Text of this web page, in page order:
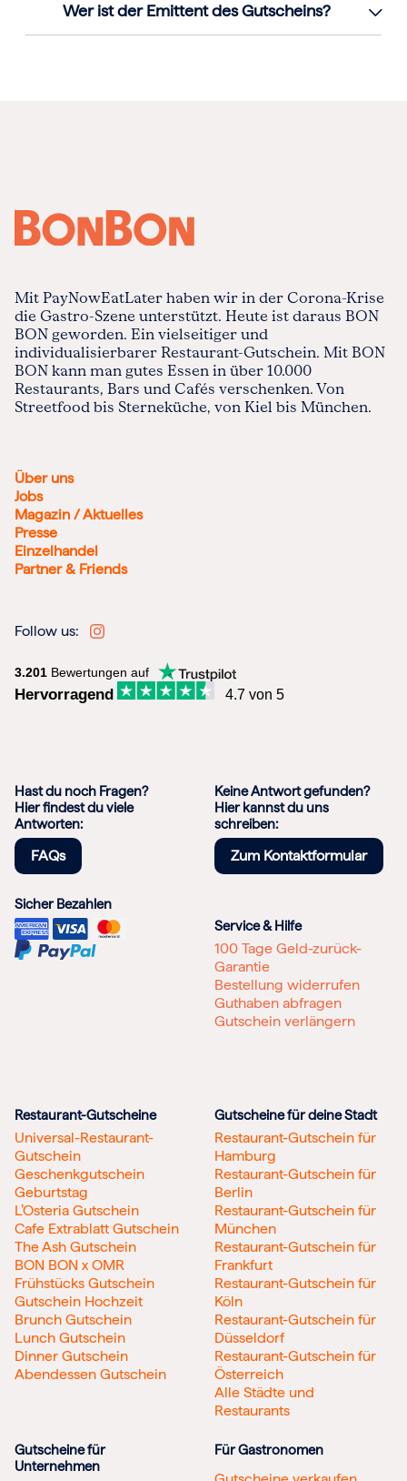
Wer ist der Emittent des Gutscheins?
Mit PayNowEatLater haben wir in der Corona-Krise
die Gastro-Szene unterstützt. Heute ist daraus BON
BON geworden. Ein vielseitiger und
individualisierbarer Restaurant-Gutschein. Mit BON
BON kann man gutes Essen in über 10.000
Restaurants, Bars und Cafés verschenken. Von
Streetfood bis Sterneküche, von Kiel bis München.
Über uns
Jobs
Magazin / Aktuelles
Presse
Einzelhandel
Partner & Friends
Follow us:
3.201 Bewertungen auf
Hervorragend 4.7 von 5
Hast du noch Fragen?
Hier findest du viele
Antworten:
FAQs
Keine Antwort gefunden?
Hier kannst du uns
schreiben:
Zum Kontaktformular
Sicher Bezahlen
Service & Hilfe
100 Tage Geld-zurück-
Garantie
Bestellung widerrufen
Guthaben abfragen
Gutschein verlängern
Restaurant-Gutscheine
Universal-Restaurant-
Gutschein
Geschenkgutschein
Geburtstag
L’Osteria Gutschein
Cafe Extrablatt Gutschein
The Ash Gutschein
BON BON x OMR
Frühstücks Gutschein
Gutschein Hochzeit
Brunch Gutschein
Lunch Gutschein
Dinner Gutschein
Abendessen Gutschein
Gutscheine für deine Stadt
Restaurant-Gutschein für
Hamburg
Restaurant-Gutschein für
Berlin
Restaurant-Gutschein für
München
Restaurant-Gutschein für
Frankfurt
Restaurant-Gutschein für
Köln
Restaurant-Gutschein für
Düsseldorf
Restaurant-Gutschein für
Österreich
Alle Städte und
Restaurants
Gutscheine für
Unternehmen
Für Gastronomen